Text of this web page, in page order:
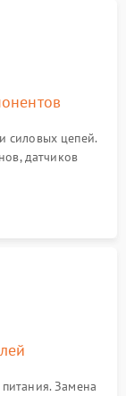
силовых цепей.
датчиков
износа
гидросистемы
Замена